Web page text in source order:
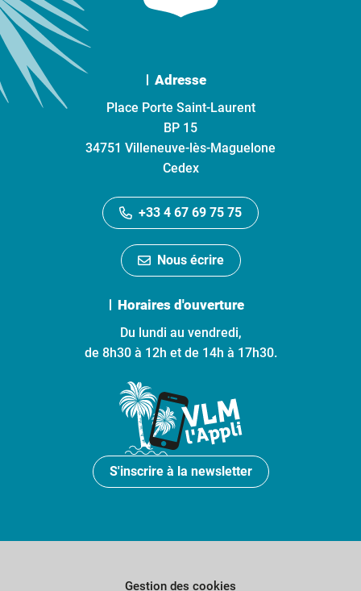
Adresse
Place Porte Saint-Laurent
BP 15
34751 Villeneuve-lès-Maguelone
Cedex
+33 4 67 69 75 75
Nous écrire
Horaires d'ouverture
Du lundi au vendredi,
de 8h30 à 12h et de 14h à 17h30.
S'inscrire à la newsletter
Gestion des cookies